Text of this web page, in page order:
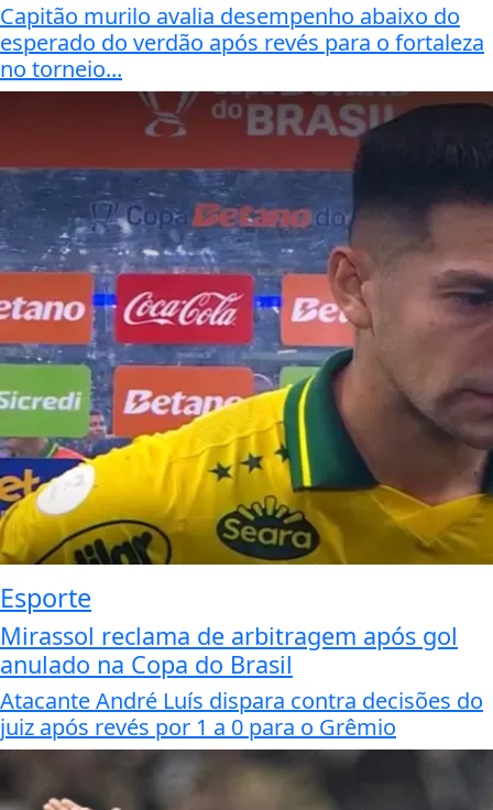
Capitão murilo avalia desempenho abaixo do
esperado do verdão após revés para o fortaleza
no torneio...
Esporte
Mirassol reclama de arbitragem após gol
anulado na Copa do Brasil
Atacante André Luís dispara contra decisões do
juiz após revés por 1 a 0 para o Grêmio